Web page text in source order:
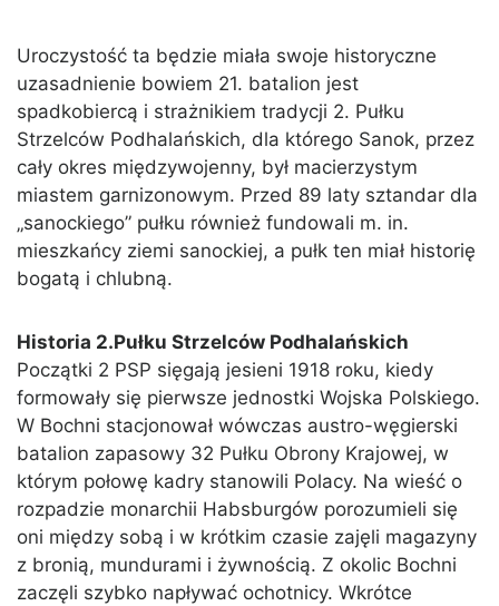
Uroczystość ta będzie miała swoje historyczne
uzasadnienie bowiem 21. batalion jest
spadkobiercą i strażnikiem tradycji 2. Pułku
Strzelców Podhalańskich, dla którego Sanok, przez
cały okres międzywojenny, był macierzystym
miastem garnizonowym. Przed 89 laty sztandar dla
„sanockiego” pułku również fundowali m. in.
mieszkańcy ziemi sanockiej, a pułk ten miał historię
bogatą i chlubną.
Historia 2.Pułku Strzelców Podhalańskich
Początki 2 PSP sięgają jesieni 1918 roku, kiedy
formowały się pierwsze jednostki Wojska Polskiego.
W Bochni stacjonował wówczas austro-węgierski
batalion zapasowy 32 Pułku Obrony Krajowej, w
którym połowę kadry stanowili Polacy. Na wieść o
rozpadzie monarchii Habsburgów porozumieli się
oni między sobą i w krótkim czasie zajęli magazyny
z bronią, mundurami i żywnością. Z okolic Bochni
zaczęli szybko napływać ochotnicy. Wkrótce